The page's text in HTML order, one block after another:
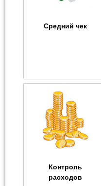
Средний чек
Контроль
расходов